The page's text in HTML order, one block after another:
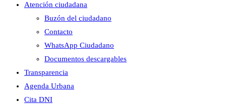
Atención ciudadana
Buzón del ciudadano
Contacto
WhatsApp Ciudadano
Documentos descargables
Transparencia
Agenda Urbana
Cita DNI